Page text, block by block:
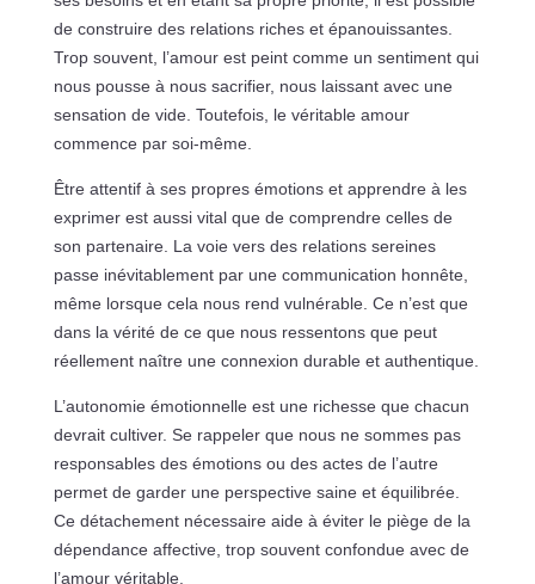
de construire des relations riches et épanouissantes.
Trop souvent, l’amour est peint comme un sentiment qui
nous pousse à nous sacrifier, nous laissant avec une
sensation de vide. Toutefois, le véritable amour
commence par soi-même.
Être attentif à ses propres émotions et apprendre à les
exprimer est aussi vital que de comprendre celles de
son partenaire. La voie vers des relations sereines
passe inévitablement par une communication honnête,
même lorsque cela nous rend vulnérable. Ce n’est que
dans la vérité de ce que nous ressentons que peut
réellement naître une connexion durable et authentique.
L’autonomie émotionnelle est une richesse que chacun
devrait cultiver. Se rappeler que nous ne sommes pas
responsables des émotions ou des actes de l’autre
permet de garder une perspective saine et équilibrée.
Ce détachement nécessaire aide à éviter le piège de la
dépendance affective, trop souvent confondue avec de
l’amour véritable.